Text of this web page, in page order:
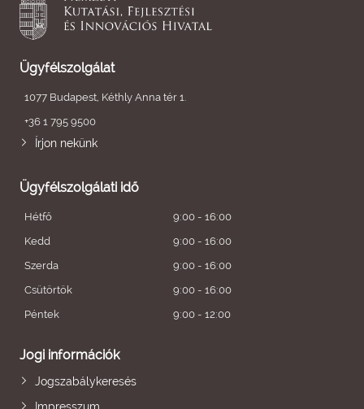
Ügyfélszolgálat
1077 Budapest, Kéthly Anna tér 1.
+36 1 795 9500
Írjon nekünk
Ügyfélszolgálati idő
Hétfő
9:00 - 16:00
Kedd
9:00 - 16:00
Szerda
9:00 - 16:00
Csütörtök
9:00 - 16:00
Péntek
9:00 - 12:00
Jogi információk
Jogszabálykeresés